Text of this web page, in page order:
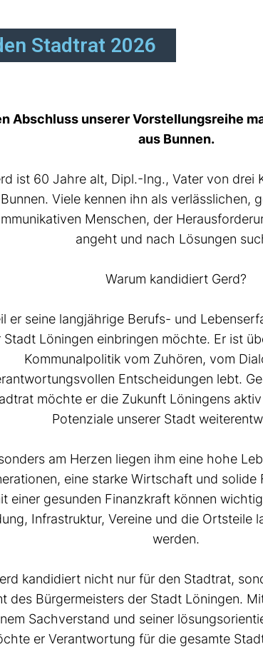
Stadtrat 2026
Abschluss unserer Vorstellungsreihe
aus Bunnen.
ist 60 Jahre alt, Dipl.-Ing., Vater von drei
Bunnen. Viele kennen ihn als verlässlichen,
Menschen, der
angeht und nach Lösungen
Warum kandidiert Gerd?
er seine langjährige Berufs- und
Stadt Löningen einbringen möchte. Er ist
Kommunalpolitik vom Zuhören, vom
Entscheidungen lebt.
möchte er die Zukunft Löningens
Potenziale unserer Stadt
am Herzen liegen ihm eine hohe
eine starke Wirtschaft und solide
einer gesunden Finanzkraft können
Infrastruktur, Vereine und die Ortsteile
werden.
kandidiert nicht nur für den Stadtrat,
des Bürgermeisters der Stadt Löningen.
Sachverstand und seiner
er Verantwortung für die gesamte